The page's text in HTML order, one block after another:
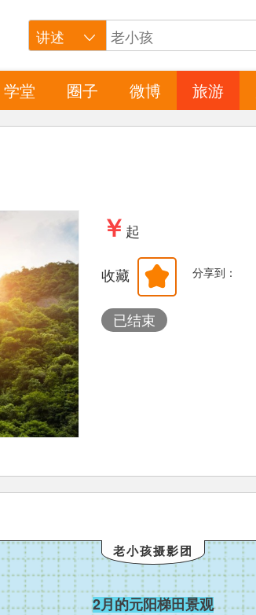
学堂 圈子 微博 旅游
￥ 起
收藏 分享到：
已结束
老小孩摄影团
2月的元阳梯田景观